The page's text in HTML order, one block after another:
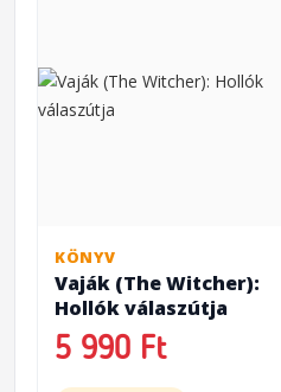
KÖNYV
Vaják (The Witcher):
Hollók válaszútja
5 990 Ft